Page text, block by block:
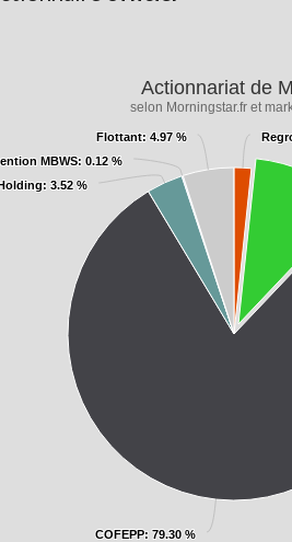
Actionnariat de
selon Morningstar.fr et
COFEPP: 79.30 %
COFEPP: 79.30 %
: 3.52 %
: 3.52 %
MBWS: 0.12 %
MBWS: 0.12 %
Flottant: 4.97 %
Flottant: 4.97 %